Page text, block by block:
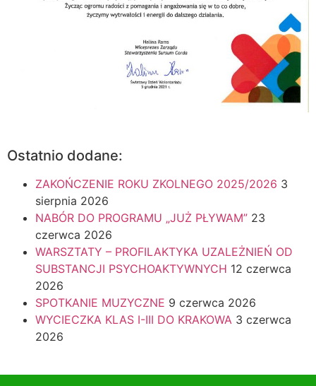
Ostatnio dodane:
ZAKOŃCZENIE ROKU ZKOLNEGO 2025/2026 3
sierpnia 2026
NABÓR DO PROGRAMU „JUŻ PŁYWAM” 23
czerwca 2026
WARSZTATY – PROFILAKTYKA UZALEŻNIEŃ OD
SUBSTANCJI PSYCHOAKTYWNYCH 12 czerwca
2026
SPOTKANIE MUZYCZNE 9 czerwca 2026
WYCIECZKA KLAS I-III DO KRAKOWA 3 czerwca
2026